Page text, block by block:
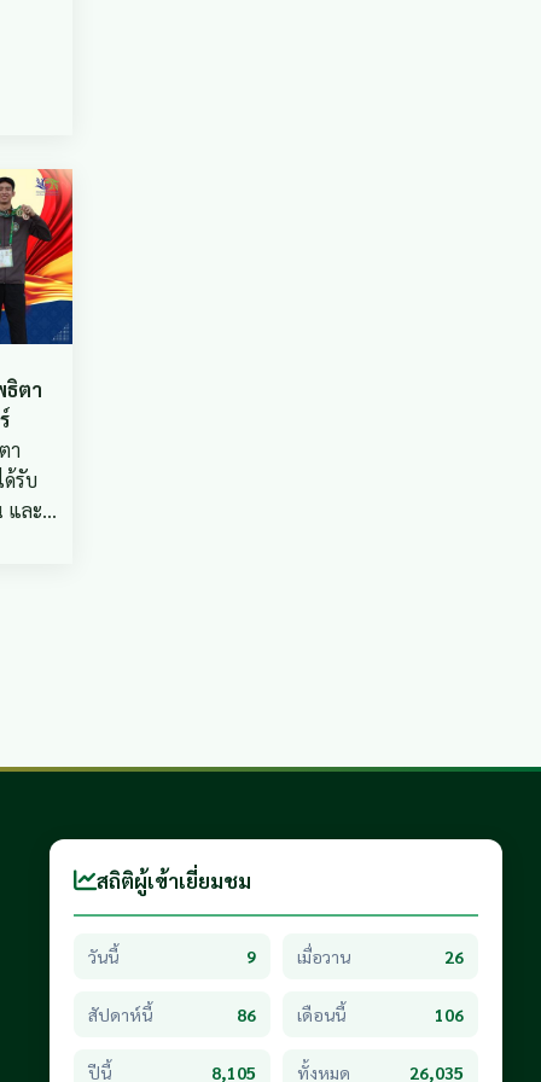
ธิตา
า
รับ
และ…
สถิติผู้เข้าเยี่ยมชม
วันนี้ 9 เมื่อวาน 26
สัปดาห์นี้ 86 เดือนนี้ 106
ปีนี้ 8,105 ทั้งหมด 26,035